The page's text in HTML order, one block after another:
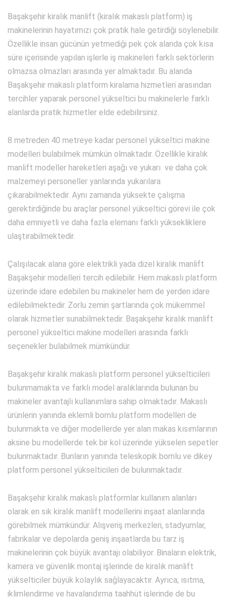
Başakşehir kiralık manlift (kiralık makaslı platform) iş
makinelerinin hayatımızı çok pratik hale getirdiği söylenebilir.
Özellikle insan gücünün yetmediği pek çok alanda çok kısa
süre içerisinde yapılan işlerle iş makineleri farklı sektörlerin
olmazsa olmazları arasında yer almaktadır. Bu alanda
Başakşehir makaslı platform kiralama hizmetleri arasından
tercihler yaparak personel yükseltici bu makinelerle farklı
alanlarda pratik hizmetler elde edebilirsiniz.
8 metreden 40 metreye kadar personel yükseltici makine
modelleri bulabilmek mümkün olmaktadır. Özellikle kiralık
manlift modeller hareketleri aşağı ve yukarı ve daha çok
malzemeyi personeller yanlarında yukarılara
çıkarabilmektedir. Aynı zamanda yüksekte çalışma
gerektirdiğinde bu araçlar personel yükseltici görevi ile çok
daha emniyetli ve daha fazla elemanı farklı yüksekliklere
ulaştırabilmektedir.
Çalışılacak alana göre elektrikli yada dizel kiralık manlift
Başakşehir modelleri tercih edilebilir. Hem makaslı platform
üzerinde idare edebilen bu makineler hem de yerden idare
edilebilmektedir. Zorlu zemin şartlarında çok mükemmel
olarak hizmetler sunabilmektedir. Başakşehir kiralık manlift
personel yükseltici makine modelleri arasında farklı
seçenekler bulabilmek mümkündür.
Başakşehir kiralık makaslı platform personel yükselticileri
bulunmamakta ve farklı model aralıklarında bulunan bu
makineler avantajlı kullanımlara sahip olmaktadır. Makaslı
ürünlerin yanında eklemli bomlu platform modelleri de
bulunmakta ve diğer modellerde yer alan makas kısımlarının
aksine bu modellerde tek bir kol üzerinde yükselen sepetler
bulunmaktadır. Bunların yanında teleskopik bomlu ve dikey
platform personel yükselticileri de bulunmaktadır.
Başakşehir kiralık makaslı platformlar kullanım alanları
olarak en sık kiralık manlift modellerini inşaat alanlarında
görebilmek mümkündür. Alışveriş merkezleri, stadyumlar,
fabrikalar ve depolarda geniş inşaatlarda bu tarz iş
makinelerinin çok büyük avantajı olabiliyor. Binaların elektrik,
kamera ve güvenlik montaj işlerinde de kiralık manlift
yükselticiler büyük kolaylık sağlayacaktır. Ayrıca; ısıtma,
iklimlendirme ve havalandırma taahhüt işlerinde de bu